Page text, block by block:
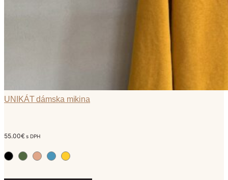
UNIKÁT dámska mikina
55.00€ s DPH